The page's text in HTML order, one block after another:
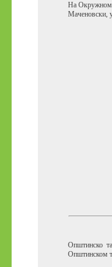
На Окружном
Маченовски,
Општинско
Општинском